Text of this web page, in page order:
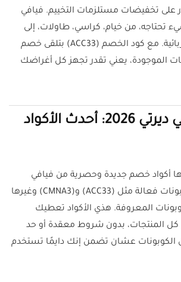
على تخفيضات مستلزمات التخييم. فيافي
تحتاجه، من خيام، كراسي، طاولات، إلى
شوايات وأجهزة كهربائية. مع كود الخصم (ACC33) بتلقى خصم
الموجودة، يعني تقدر تجهز كل أغراضك
كوبونات فيافي ديرتي 2026: أحدث الأكواد
معها أكواد خصم جديدة وحصرية من فيافي
ديرتي. تقدر تلاقي كوبونات فعالة مثل (ACC33) و(CMNA3) وغيرها
المعروفة. هذي الأكواد تعطيك
المنتجات، بدون شروط معقدة أو حد
الكوبونات عشان تضمن إنك دايمًا تستخدم